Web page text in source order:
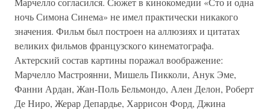
ночь Симона Синема» не имел практически никакого
значения. Фильм был построен на аллюзиях и цитатах
великих фильмов французского кинематографа.
Актерский состав картины поражал воображение:
Марчелло Мастроянни, Мишель Пикколи, Анук Эме,
Фанни Ардан, Жан-Поль Бельмондо, Ален Делон, Роберт
Де Ниро, Жерар Депардье, Харрисон Форд, Джина